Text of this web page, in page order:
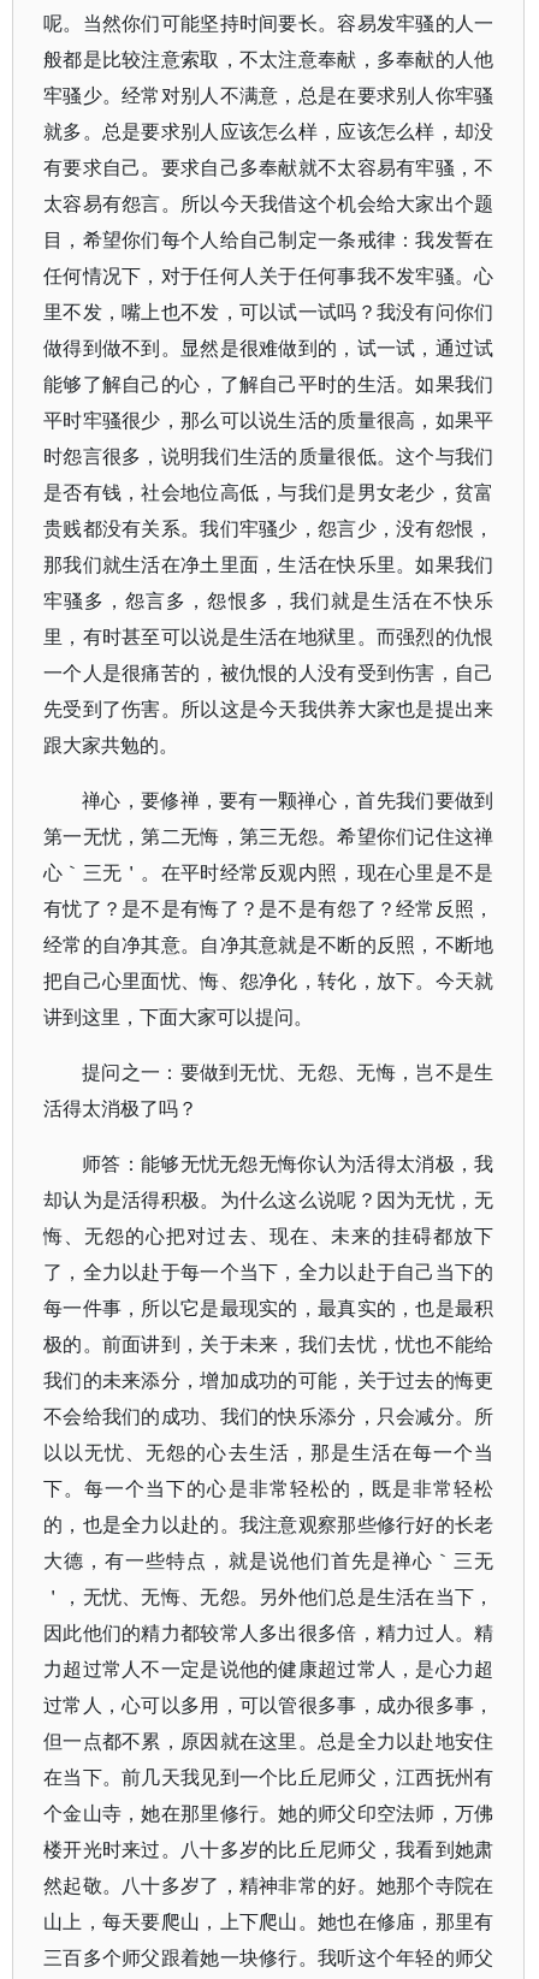
呢。当然你们可能坚持时间要长。容易发牢骚的人一
般都是比较注意索取，不太注意奉献，多奉献的人他
牢骚少。经常对别人不满意，总是在要求别人你牢骚
就多。总是要求别人应该怎么样，应该怎么样，却没
有要求自己。要求自己多奉献就不太容易有牢骚，不
太容易有怨言。所以今天我借这个机会给大家出个题
目，希望你们每个人给自己制定一条戒律：我发誓在
任何情况下，对于任何人关于任何事我不发牢骚。心
里不发，嘴上也不发，可以试一试吗？我没有问你们
做得到做不到。显然是很难做到的，试一试，通过试
能够了解自己的心，了解自己平时的生活。如果我们
平时牢骚很少，那么可以说生活的质量很高，如果平
时怨言很多，说明我们生活的质量很低。这个与我们
是否有钱，社会地位高低，与我们是男女老少，贫富
贵贱都没有关系。我们牢骚少，怨言少，没有怨恨，
那我们就生活在净土里面，生活在快乐里。如果我们
牢骚多，怨言多，怨恨多，我们就是生活在不快乐
里，有时甚至可以说是生活在地狱里。而强烈的仇恨
一个人是很痛苦的，被仇恨的人没有受到伤害，自己
先受到了伤害。所以这是今天我供养大家也是提出来
跟大家共勉的。
禅心，要修禅，要有一颗禅心，首先我们要做到
第一无忧，第二无悔，第三无怨。希望你们记住这禅
心｀三无＇。在平时经常反观内照，现在心里是不是
有忧了？是不是有悔了？是不是有怨了？经常反照，
经常的自净其意。自净其意就是不断的反照，不断地
把自己心里面忧、悔、怨净化，转化，放下。今天就
讲到这里，下面大家可以提问。
提问之一：要做到无忧、无怨、无悔，岂不是生
活得太消极了吗？
师答：能够无忧无怨无悔你认为活得太消极，我
却认为是活得积极。为什么这么说呢？因为无忧，无
悔、无怨的心把对过去、现在、未来的挂碍都放下
了，全力以赴于每一个当下，全力以赴于自己当下的
每一件事，所以它是最现实的，最真实的，也是最积
极的。前面讲到，关于未来，我们去忧，忧也不能给
我们的未来添分，增加成功的可能，关于过去的悔更
不会给我们的成功、我们的快乐添分，只会减分。所
以以无忧、无怨的心去生活，那是生活在每一个当
下。每一个当下的心是非常轻松的，既是非常轻松
的，也是全力以赴的。我注意观察那些修行好的长老
大德，有一些特点，就是说他们首先是禅心｀三无
＇，无忧、无悔、无怨。另外他们总是生活在当下，
因此他们的精力都较常人多出很多倍，精力过人。精
力超过常人不一定是说他的健康超过常人，是心力超
过常人，心可以多用，可以管很多事，成办很多事，
但一点都不累，原因就在这里。总是全力以赴地安住
在当下。前几天我见到一个比丘尼师父，江西抚州有
个金山寺，她在那里修行。她的师父印空法师，万佛
楼开光时来过。八十多岁的比丘尼师父，我看到她肃
然起敬。八十多岁了，精神非常的好。她那个寺院在
山上，每天要爬山，上下爬山。她也在修庙，那里有
三百多个师父跟着她一块修行。我听这个年轻的师父